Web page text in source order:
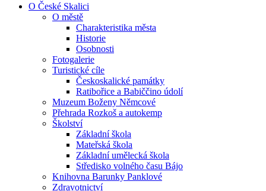
O České Skalici
O městě
Charakteristika města
Historie
Osobnosti
Fotogalerie
Turistické cíle
Českoskalické památky
Ratibořice a Babiččino údolí
Muzeum Boženy Němcové
Přehrada Rozkoš a autokemp
Školství
Základní škola
Mateřská škola
Základní umělecká škola
Středisko volného času Bájo
Knihovna Barunky Panklové
Zdravotnictví